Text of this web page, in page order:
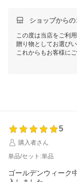
ショップからの
この度は当店をご利
贈り物としてお選び
これからもお客様に
5
購入者さん
単品/セット:単品
ゴールデンウィーク